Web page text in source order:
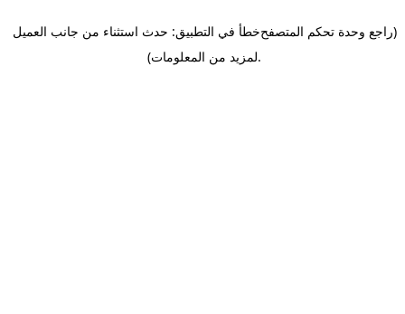
خطأ في التطبيق: حدث استثناء من جانب العميل(راجع وحدة تحكم المتصفح
لمزيد من المعلومات).